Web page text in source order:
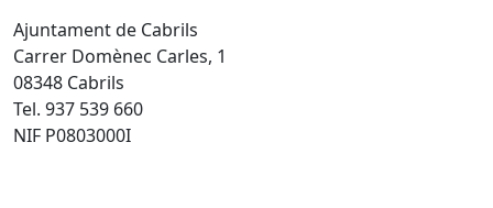
Ajuntament de Cabrils
Carrer Domènec Carles, 1
08348 Cabrils
Tel. 937 539 660
NIF P0803000I